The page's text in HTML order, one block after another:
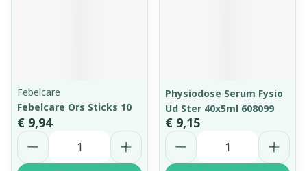
Febelcare
Febelcare Ors Sticks 10
€ 9,94
Aantal
Physiodose Serum Fysio
Ud Ster 40x5ml 608099
€ 9,15
Aantal